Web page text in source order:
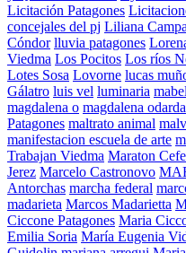
Licitación Patagones
concejales del pj Liliana
Cóndor lluvia patagones
Viedma Los Pocitos Los ríos
Lotes Sosa Lovorne lucas
Gálatro luis vel luminaria
magdalena o magdalena odarda
Patagones maltrato animal
manifestacion escuela de arte
Trabajan Viedma Maraton
Jerez Marcelo Castronovo
Antorchas marcha federal
madarieta Marcos Madarietta
Ciccone Patagones Maria
Emilia Soria María Eugenia